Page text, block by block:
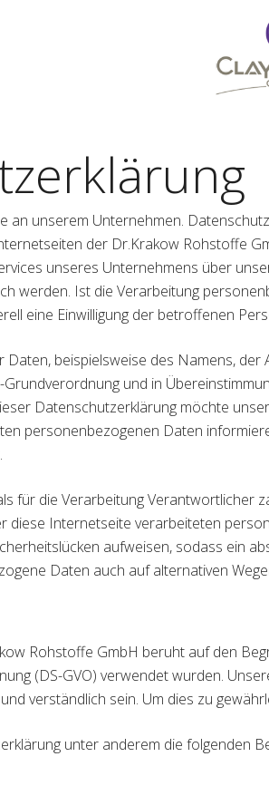
an unserem Unternehmen.
der Dr.Krakow Rohstoffe
unseres Unternehmens über
werden. Ist die Verarbeitung
eine Einwilligung der betroffenen
beispielsweise des Namens,
und in
Datenschutzerklärung möchte
personenbezogenen Daten
für die Verarbeitung
diese Internetseite verarbeiteten
aufweisen, sodass ein
Daten auch auf alternativen
Rohstoffe GmbH beruht auf den
(DS-GVO) verwendet wurden.
verständlich sein. Um dies zu
unter anderem die folgenden